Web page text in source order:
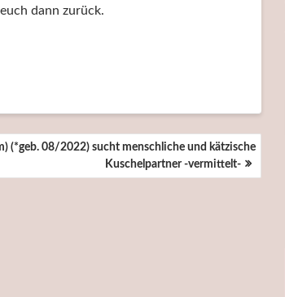
dann zurück.
(*geb. 08/2022) sucht menschliche und kätzische
Kuschelpartner -vermittelt-